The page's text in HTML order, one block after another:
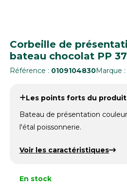
Corbeille de
bateau chocolat PP
Référence : 0109104830Marque :
Les points forts du produit
Bateau de présentation
l'étal poissonnerie.
Voir les caractéristiques
En stock